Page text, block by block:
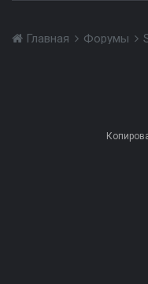
Главная Форумы